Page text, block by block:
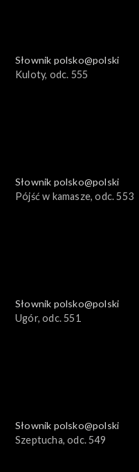
Słownik polsko@polski
Kuloty, odc. 555
Słownik polsko@polski
Pójść w kamasze, odc. 553
Słownik polsko@polski
Ugór, odc. 551
Słownik polsko@polski
Szeptucha, odc. 549